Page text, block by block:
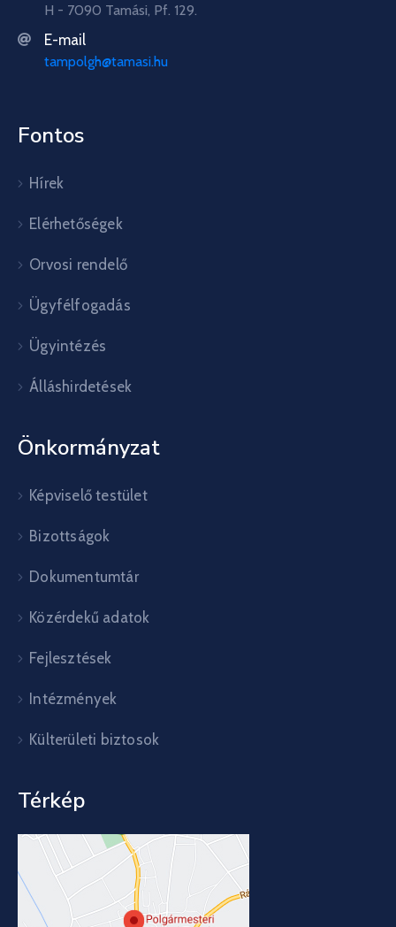
H - 7090 Tamási, Pf. 129.
E-mail
tampolgh@tamasi.hu
Fontos
Hírek
Elérhetőségek
Orvosi rendelő
Ügyfélfogadás
Ügyintézés
Álláshirdetések
Önkormányzat
Képviselő testület
Bizottságok
Dokumentumtár
Közérdekű adatok
Fejlesztések
Intézmények
Külterületi biztosok
Térkép